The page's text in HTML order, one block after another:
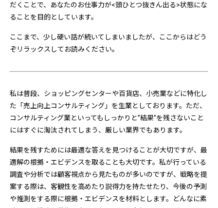
だくことで、あなたのお仕事力が<頭ひとつ抜きん出る>状態にな
ることを目的としています。
ここまで、少し硬い話が続いてしまいましたが、ここからはどう
ぞリラックスしてお読みください。
私は普段、ショッピングセンターや百貨店、小売業などに特化し
た「売上向上コンサルティング」を生業としております。ただ、
コンサルティング業といってもしっかりと”結果”を残さないこと
にはすぐに淘汰されてしまう、厳しい業界でもあります。
結果を残すためには最適な答えを見つけることが大切ですが、最
適解の根拠・エビデンスを取ることも大切です。私が行っている
調査や分析では顧客視点から見たものが多いのですが、戦略を提
案する際は、客観性を高めたり説得力を持たせたり、今後の予測
や推測をする際に根拠・エビデンスを材料とします。どんなに素